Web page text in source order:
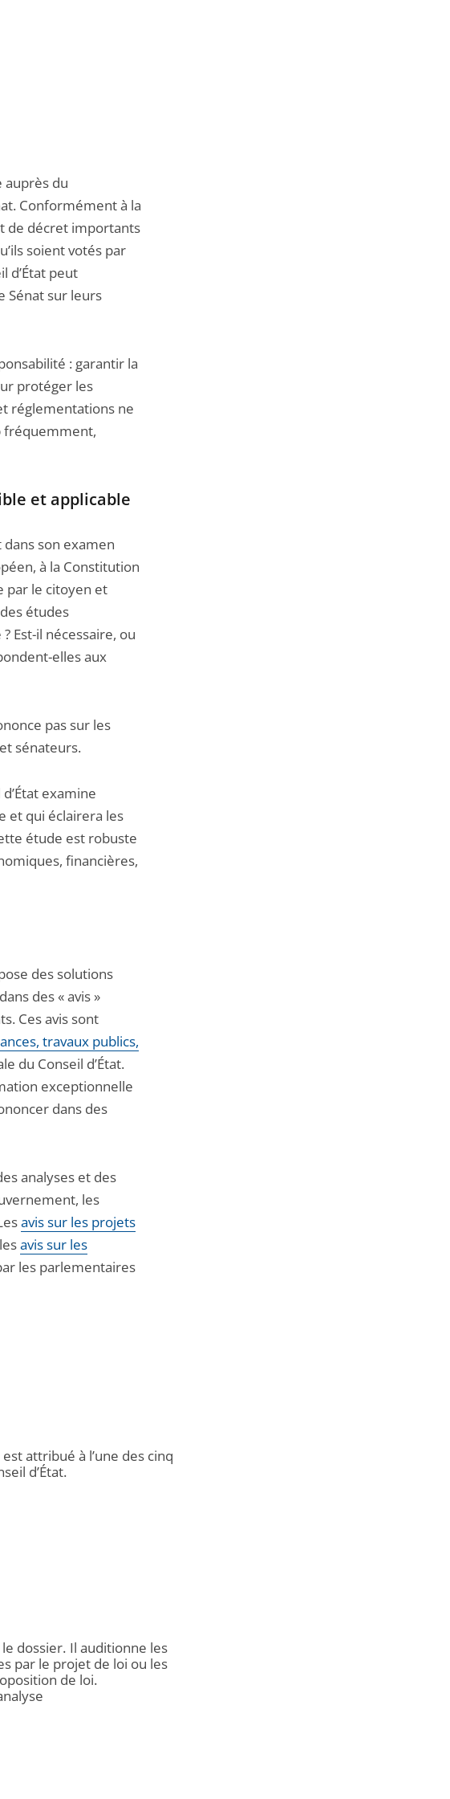
auprès du
Conformément à la
de décret importants
soient votés par
d’État peut
Sénat sur leurs
: garantir la
protéger les
réglementations ne
fréquemment,
et applicable
dans son examen
à la Constitution
par le citoyen et
études
Est-il nécessaire, ou
elles aux
pas sur les
sénateurs.
examine
et qui éclairera les
étude est robuste
financières,
des solutions
des « avis »
Ces avis sont
travaux publics,
du Conseil d’État.
exceptionnelle
dans des
analyses et des
les
avis sur les projets
avis sur les
les parlementaires